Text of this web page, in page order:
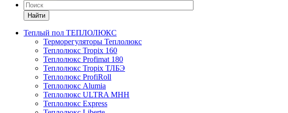
Найти
Теплый пол ТЕПЛОЛЮКС
Терморегуляторы Теплолюкс
Теплолюкс Tropix 160
Теплолюкс Profimat 180
Теплолюкс Tropix ТЛБЭ
Теплолюкс ProfiRoll
Теплолюкс Alumia
Теплолюкс ULTRA МНН
Теплолюкс Express